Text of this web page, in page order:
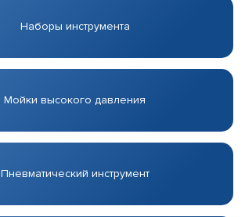
Наборы инструмента
Мойки высокого давления
Пневматический инструмент